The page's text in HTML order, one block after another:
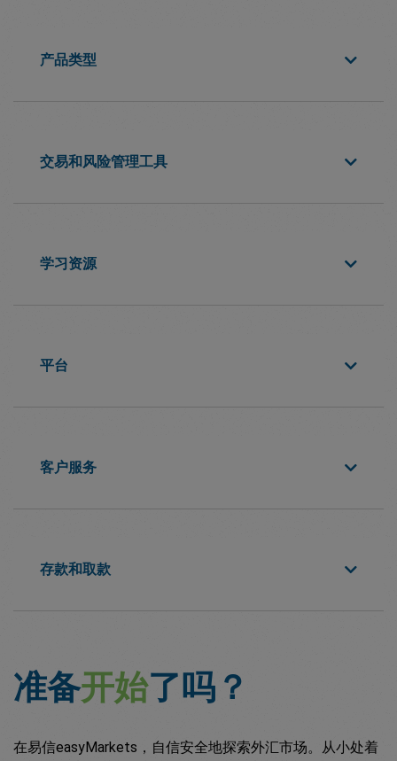
产品类型
交易和风险管理工具
学习资源
平台
客户服务
存款和取款
准备开始了吗？
在易信easyMarkets，自信安全地探索外汇市场。从小处着